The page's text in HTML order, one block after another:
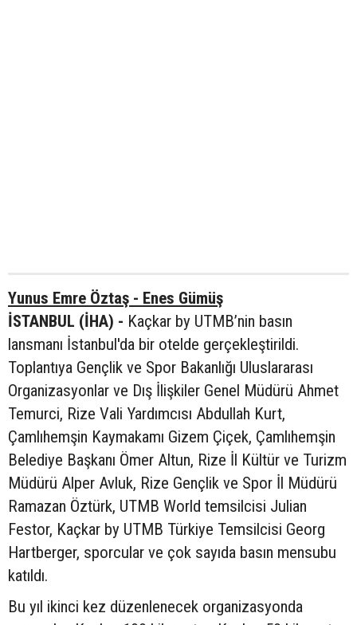
Yunus Emre Öztaş - Enes Gümüş
İSTANBUL (İHA) - Kaçkar by UTMB’nin basın
lansmanı İstanbul'da bir otelde gerçekleştirildi.
Toplantıya Gençlik ve Spor Bakanlığı Uluslararası
Organizasyonlar ve Dış İlişkiler Genel Müdürü Ahmet
Temurci, Rize Vali Yardımcısı Abdullah Kurt,
Çamlıhemşin Kaymakamı Gizem Çiçek, Çamlıhemşin
Belediye Başkanı Ömer Altun, Rize İl Kültür ve Turizm
Müdürü Alper Avluk, Rize Gençlik ve Spor İl Müdürü
Ramazan Öztürk, UTMB World temsilcisi Julian
Festor, Kaçkar by UTMB Türkiye Temsilcisi Georg
Hartberger, sporcular ve çok sayıda basın mensubu
katıldı.
Bu yıl ikinci kez düzenlenecek organizasyonda